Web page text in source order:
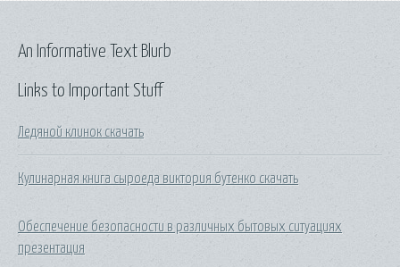
Links to Important Stuff
Ледяной клинок скачать
Кулинарная книга сыроеда виктория бутенко скачать
Обеспечение безопасности в различных бытовых ситуациях
презентация
An Informative Text Blurb